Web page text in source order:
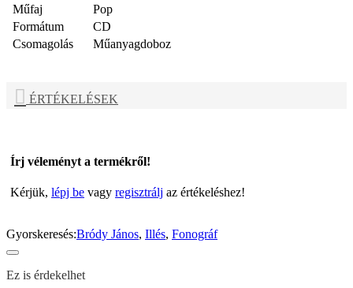
Műfaj
Pop
Formátum
CD
Csomagolás
Műanyagdoboz
ÉRTÉKELÉSEK
Írj véleményt a termékről!
Kérjük, lépj be vagy regisztrálj az értékeléshez!
Gyorskeresés:Bródy János, Illés, Fonográf
Ez is érdekelhet